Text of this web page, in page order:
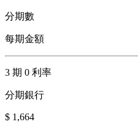
分期數
每期金額
3 期 0 利率
分期銀行
$ 1,664